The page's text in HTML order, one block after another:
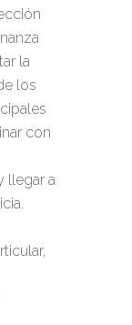
la
los
con
llegar a